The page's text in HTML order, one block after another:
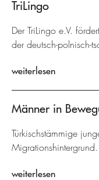
TriLingo
Der TriLingo e.V.
der deutsch-polnisch-
weiterlesen
Männer in
Türkischstämmige
Migrationshintergrund.
weiterlesen